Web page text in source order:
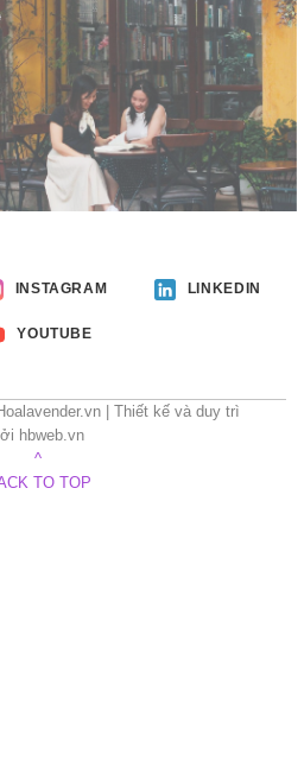
INSTAGRAM LINKEDIN
YOUTUBE
| Thiết kế và duy trì
hbweb.vn
^
TO TOP